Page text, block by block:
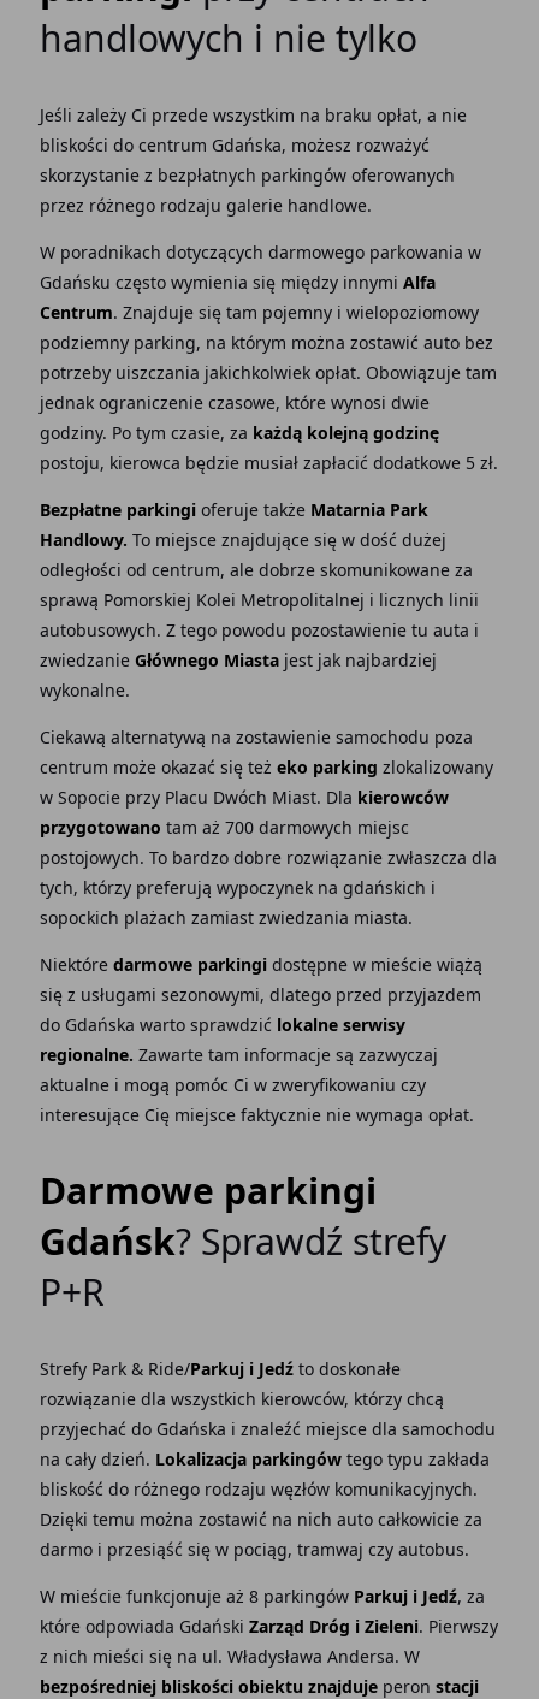
handlowych i nie tylko
Jeśli zależy Ci przede wszystkim na braku opłat, a nie
bliskości do centrum Gdańska, możesz rozważyć
skorzystanie z bezpłatnych parkingów oferowanych
przez różnego rodzaju galerie handlowe.
W poradnikach dotyczących darmowego parkowania w
Gdańsku często wymienia się między innymi Alfa
Centrum. Znajduje się tam pojemny i wielopoziomowy
podziemny parking, na którym można zostawić auto bez
potrzeby uiszczania jakichkolwiek opłat. Obowiązuje tam
jednak ograniczenie czasowe, które wynosi dwie
godziny. Po tym czasie, za każdą kolejną godzinę
postoju, kierowca będzie musiał zapłacić dodatkowe 5 zł.
Bezpłatne parkingi oferuje także Matarnia Park
Handlowy. To miejsce znajdujące się w dość dużej
odległości od centrum, ale dobrze skomunikowane za
sprawą Pomorskiej Kolei Metropolitalnej i licznych linii
autobusowych. Z tego powodu pozostawienie tu auta i
zwiedzanie Głównego Miastajest jak najbardziej
wykonalne.
Ciekawą alternatywą na zostawienie samochodu poza
centrum może okazać się też eko parking zlokalizowany
w Sopocie przy Placu Dwóch Miast. Dla kierowców
przygotowano tam aż 700 darmowych miejsc
postojowych. To bardzo dobre rozwiązanie zwłaszcza dla
tych, którzy preferują wypoczynek na gdańskich i
sopockich plażach zamiast zwiedzania miasta.
Niektóre darmowe parkingidostępne w mieście wiążą
się z usługami sezonowymi, dlatego przed przyjazdem
do Gdańska warto sprawdzić lokalne serwisy
regionalne. Zawarte tam informacje są zazwyczaj
aktualne i mogą pomóc Ci w zweryfikowaniu czy
interesujące Cię miejsce faktycznie nie wymaga opłat.
Darmowe parkingi
Gdańsk? Sprawdź strefy
P+R
Strefy Park & Ride/Parkuj i Jedź to doskonałe
rozwiązanie dla wszystkich kierowców, którzy chcą
przyjechać do Gdańska i znaleźć miejsce dla samochodu
na cały dzień. Lokalizacja parkingów tego typu zakłada
bliskość do różnego rodzaju węzłów komunikacyjnych.
Dzięki temu można zostawić na nich auto całkowicie za
darmo i przesiąść się w pociąg, tramwaj czy autobus.
W mieście funkcjonuje aż 8 parkingów Parkuj i Jedź, za
które odpowiada Gdański Zarząd Dróg i Zieleni. Pierwszy
z nich mieści się na ul. Władysława Andersa. W
bezpośredniej bliskości obiektu znajduje peron stacji